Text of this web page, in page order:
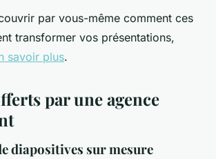
par vous-même comment ces
transformer vos présentations,
savoir plus.
par une agence
diapositives sur mesure